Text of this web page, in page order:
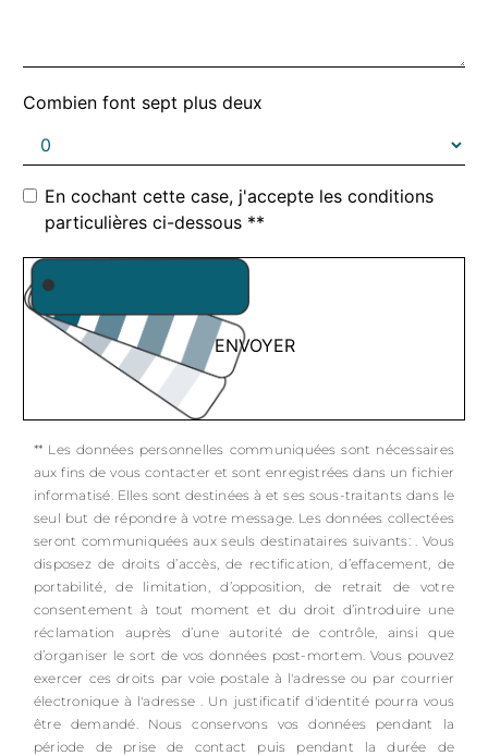
Combien font sept plus deux
En cochant cette case, j'accepte les conditions
particulières ci-dessous **
ENVOYER
** Les données personnelles communiquées sont nécessaires
aux fins de vous contacter et sont enregistrées dans un fichier
informatisé. Elles sont destinées à et ses sous-traitants dans le
seul but de répondre à votre message. Les données collectées
seront communiquées aux seuls destinataires suivants: . Vous
disposez de droits d’accès, de rectification, d’effacement, de
portabilité, de limitation, d’opposition, de retrait de votre
consentement à tout moment et du droit d’introduire une
réclamation auprès d’une autorité de contrôle, ainsi que
d’organiser le sort de vos données post-mortem. Vous pouvez
exercer ces droits par voie postale à l'adresse ou par courrier
électronique à l'adresse . Un justificatif d'identité pourra vous
être demandé. Nous conservons vos données pendant la
période de prise de contact puis pendant la durée de